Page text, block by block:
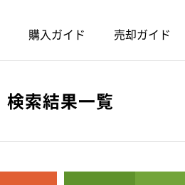
購入ガイド 売却ガイド
検索結果一覧